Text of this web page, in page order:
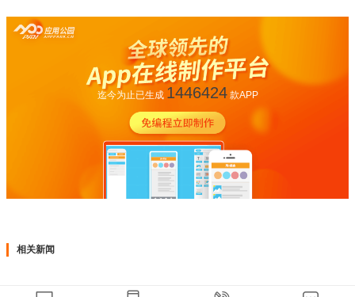
迄今为止已生成 1446424款APP
相关新闻